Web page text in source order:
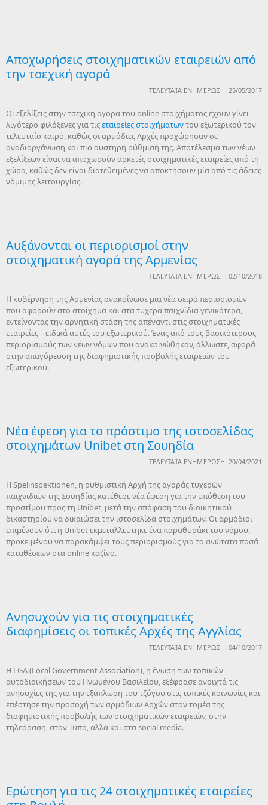
Αποχωρήσεις στοιχηματικών εταιρειών από
την τσεχική αγορά
ΤΕΛΕΥΤΑΊΑ ΕΝΗΜΈΡΩΣΗ: 25/05/2017
Οι εξελίξεις στην τσεχική αγορά του online στοιχήματος έχουν γίνει
λιγότερο φιλόξενες για τιςεταιρείες στοιχήματωντου εξωτερικού τον
τελευταίο καιρό, καθώς οι αρμόδιες Αρχές προχώρησαν σε
αναδιοργάνωση και πιο αυστηρή ρύθμισή της. Αποτέλεσμα των νέων
εξελίξεων είναι να αποχωρούν αρκετές στοιχηματικές εταιρείες από τη
χώρα, καθώς δεν είναι διατεθειμένες να αποκτήσουν μία από τις άδειες
νόμιμης λειτουργίας.
Aυξάνονται οι περιορισμοί στην
στοιχηματική αγορά της Αρμενίας
ΤΕΛΕΥΤΑΊΑ ΕΝΗΜΈΡΩΣΗ: 02/10/2018
Η κυβέρνηση της Αρμενίας ανακοίνωσε μια νέα σειρά περιορισμών
που αφορούν στο στοίχημα και στα τυχερά παιχνίδια γενικότερα,
εντείνοντας την αρνητική στάση της απέναντι στις στοιχηματικές
εταιρείες – ειδικά αυτές του εξωτερικού. Ένας από τους βασικότερους
περιορισμούς των νέων νόμων που ανακοινώθηκαν, άλλωστε, αφορά
στην απαγόρευση της διαφημιστικής προβολής εταιρειών του
εξωτερικού.
Νέα έφεση για το πρόστιμο της ιστοσελίδας
στοιχημάτων Unibet στη Σουηδία
ΤΕΛΕΥΤΑΊΑ ΕΝΗΜΈΡΩΣΗ: 20/04/2021
H Spelinspektionen, η ρυθμιστική Αρχή της αγοράς τυχερών
παιχνιδιών της Σουηδίας κατέθεσε νέα έφεση για την υπόθεση του
προστίμου προς τη Unibet, μετά την απόφαση του διοικητικού
δικαστηρίου να δικαιώσει την ιστοσελίδα στοιχημάτων. Οι αρμόδιοι
επιμένουν ότι η Unibet εκμεταλλεύτηκε ένα παραθυράκι του νόμου,
προκειμένου να παρακάμψει τους περιορισμούς για τα ανώτατα ποσά
καταθέσεων στα online καζίνο.
Ανησυχούν για τις στοιχηματικές
διαφημίσεις οι τοπικές Αρχές της Αγγλίας
ΤΕΛΕΥΤΑΊΑ ΕΝΗΜΈΡΩΣΗ: 04/10/2017
Η LGA (Local Government Association), η ένωση των τοπικών
αυτοδιοικήσεων του Ηνωμένου Βασιλείου, εξέφρασε ανοιχτά τις
ανησυχίες της για την εξάπλωση του τζόγου στις τοπικές κοινωνίες και
επέστησε την προσοχή των αρμόδιων Αρχών στον τομέα της
διαφημιστικής προβολής των στοιχηματικών εταιρειών, στην
τηλεόραση, στον Τύπο, αλλά και στα social media.
Ερώτηση για τις 24 στοιχηματικές εταιρείες